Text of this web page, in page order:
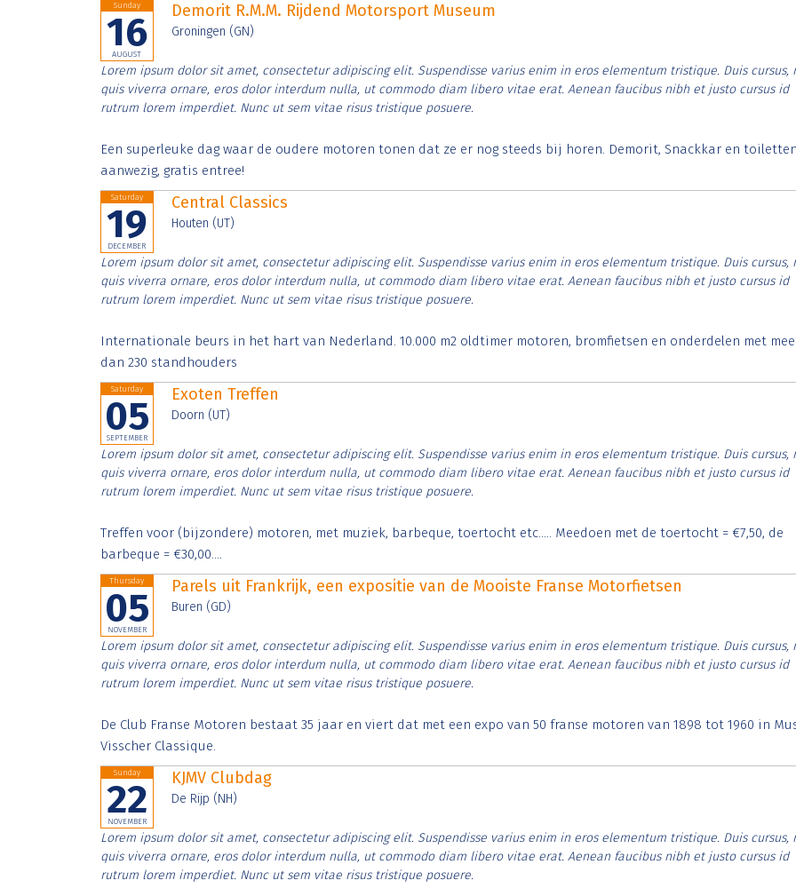
Sunday
16
AUGUST
Demorit R.M.M. Rijdend Motorsport Museum
Groningen (GN)
Lorem ipsum dolor sit amet, consectetur adipiscing elit. Suspendisse varius enim in eros elementum tristique. Duis cursus,
quis viverra ornare, eros dolor interdum nulla, ut commodo diam libero vitae erat. Aenean faucibus nibh et justo cursus id
rutrum lorem imperdiet. Nunc ut sem vitae risus tristique posuere.
Een superleuke dag waar de oudere motoren tonen dat ze er nog steeds bij horen. Demorit, Snackkar en
aanwezig, gratis entree!
Saturday
19
DECEMBER
Central Classics
Houten (UT)
Lorem ipsum dolor sit amet, consectetur adipiscing elit. Suspendisse varius enim in eros elementum tristique. Duis cursus,
quis viverra ornare, eros dolor interdum nulla, ut commodo diam libero vitae erat. Aenean faucibus nibh et justo cursus id
rutrum lorem imperdiet. Nunc ut sem vitae risus tristique posuere.
Internationale beurs in het hart van Nederland. 10.000 m2 oldtimer motoren, bromfietsen en onderdelen met
dan 230 standhouders
Saturday
05
SEPTEMBER
Exoten Treffen
Doorn (UT)
Lorem ipsum dolor sit amet, consectetur adipiscing elit. Suspendisse varius enim in eros elementum tristique. Duis cursus,
quis viverra ornare, eros dolor interdum nulla, ut commodo diam libero vitae erat. Aenean faucibus nibh et justo cursus id
rutrum lorem imperdiet. Nunc ut sem vitae risus tristique posuere.
Treffen voor (bijzondere) motoren, met muziek, barbeque, toertocht etc..... Meedoen met de toertocht = €7,50, de
barbeque = €30,00....
Thursday
05
NOVEMBER
Parels uit Frankrijk, een expositie van de Mooiste Franse Motorfietsen
Buren (GD)
Lorem ipsum dolor sit amet, consectetur adipiscing elit. Suspendisse varius enim in eros elementum tristique. Duis cursus,
quis viverra ornare, eros dolor interdum nulla, ut commodo diam libero vitae erat. Aenean faucibus nibh et justo cursus id
rutrum lorem imperdiet. Nunc ut sem vitae risus tristique posuere.
De Club Franse Motoren bestaat 35 jaar en viert dat met een expo van 50 franse motoren van 1898 tot 1960 in
Visscher Classique.
Sunday
22
NOVEMBER
KJMV Clubdag
De Rijp (NH)
Lorem ipsum dolor sit amet, consectetur adipiscing elit. Suspendisse varius enim in eros elementum tristique. Duis cursus,
quis viverra ornare, eros dolor interdum nulla, ut commodo diam libero vitae erat. Aenean faucibus nibh et justo cursus id
rutrum lorem imperdiet. Nunc ut sem vitae risus tristique posuere.